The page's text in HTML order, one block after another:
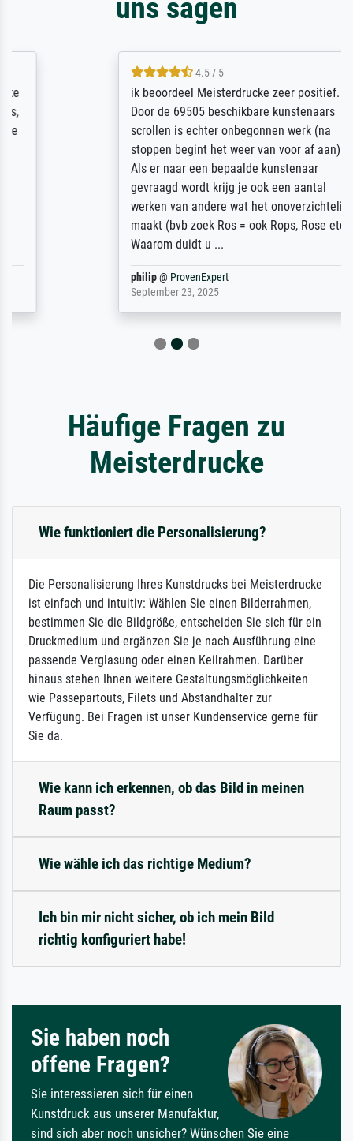
uns sagen
4.5 / 5
ik beoordeel Meisterdrucke zeer positief.
Door de 69505 beschikbare kunstenaars
scrollen is echter onbegonnen werk (na
stoppen begint het weer van voor af aan).
Als er naar een bepaalde kunstenaar
gevraagd wordt krijg je ook een aantal
werken van andere wat het onoverzichtelijk
maakt (bvb zoek Ros = ook Rops, Rose etc).
Waarom duidt u ...
ProvenExpert
September 23, 2025
Häufige Fragen zu
Meisterdrucke
Wie funktioniert die Personalisierung?
Die Personalisierung Ihres Kunstdrucks bei Meisterdrucke
ist einfach und intuitiv: Wählen Sie einen Bilderrahmen,
bestimmen Sie die Bildgröße, entscheiden Sie sich für ein
Druckmedium und ergänzen Sie je nach Ausführung eine
passende Verglasung oder einen Keilrahmen. Darüber
hinaus stehen Ihnen weitere Gestaltungsmöglichkeiten
wie Passepartouts, Filets und Abstandhalter zur
Verfügung. Bei Fragen ist unser Kundenservice gerne für
Sie da.
Wie kann ich erkennen, ob das Bild in meinen
Raum passt?
Wie wähle ich das richtige Medium?
Ich bin mir nicht sicher, ob ich mein Bild
richtig konfiguriert habe!
Sie haben noch
offene Fragen?
Sie interessieren sich für einen
Kunstdruck aus unserer Manufaktur,
sind sich aber noch unsicher? Wünschen Sie eine